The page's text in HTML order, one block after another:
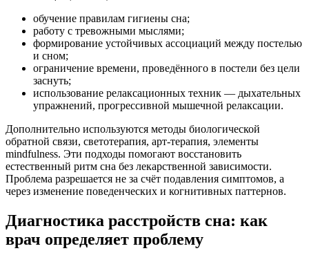
обучение правилам гигиены сна;
работу с тревожными мыслями;
формирование устойчивых ассоциаций между постелью
и сном;
ограничение времени, проведённого в постели без цели
заснуть;
использование релаксационных техник — дыхательных
упражнений, прогрессивной мышечной релаксации.
Дополнительно используются методы биологической
обратной связи, светотерапия, арт-терапия, элементы
mindfulness. Эти подходы помогают восстановить
естественный ритм сна без лекарственной зависимости.
Проблема разрешается не за счёт подавления симптомов, а
через изменение поведенческих и когнитивных паттернов.
Диагностика расстройств сна: как
врач определяет проблему